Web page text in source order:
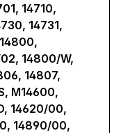
14710,
14731,
14800/W,
14807,
M14600,
14620/00,
14890/00,